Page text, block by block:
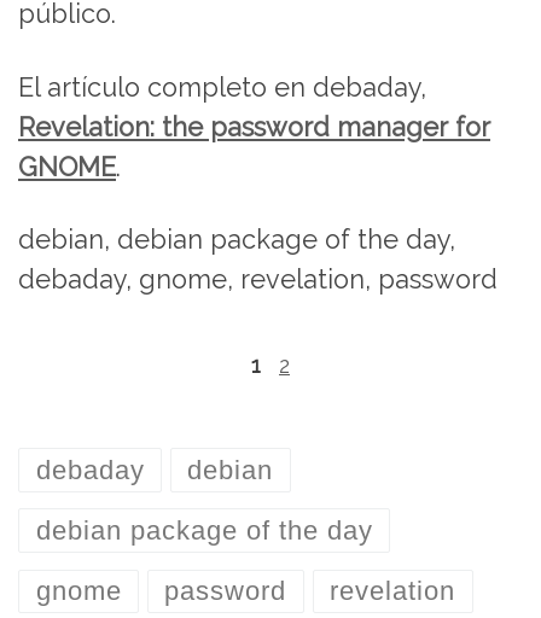
público.
El artículo completo en debaday,
Revelation: the password manager for
GNOME.
debian, debian package of the day,
debaday, gnome, revelation, password
1 2
debaday debian
debian package of the day
gnome password revelation